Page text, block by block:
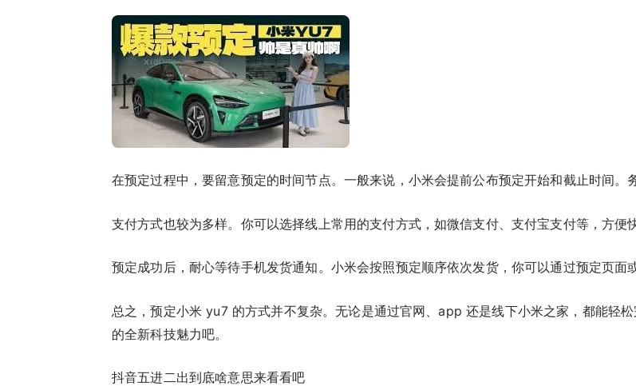
在预定过程中，要留意预定的时间节点。一般来说，小米会提前公布预定开始和截止时间。
支付方式也较为多样。你可以选择线上常用的支付方式，如微信支付、支付宝支付等，方便快
预定成功后，耐心等待手机发货通知。小米会按照预定顺序依次发货，你可以通过预定页面
总之，预定小米 yu7 的方式并不复杂。无论是通过官网、app 还是线下小米之家，都能轻
的全新科技魅力吧。
抖音五进二出到底啥意思来看看吧